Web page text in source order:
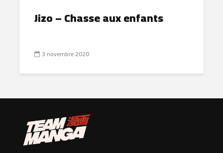
Jizo – Chasse aux enfants
3 novembre 2020